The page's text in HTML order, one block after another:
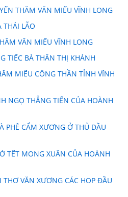
THĂM VĂN MIẾU VĨNH LONG
THÁI LÃO
VĂN MIẾU VĨNH LONG
TIẾC BÀ THÂN THỊ KHÁNH
MIẾU CÔNG THẦN TỈNH VĨNH
NGỌ THẲNG TIẾN CỦA HOÀNH
PHÊ CẨM XƯƠNG Ở THỦ DẦU
TẾT MONG XUÂN CỦA HOÀNH
THƠ VĂN XƯƠNG CÁC HOP ĐẦU